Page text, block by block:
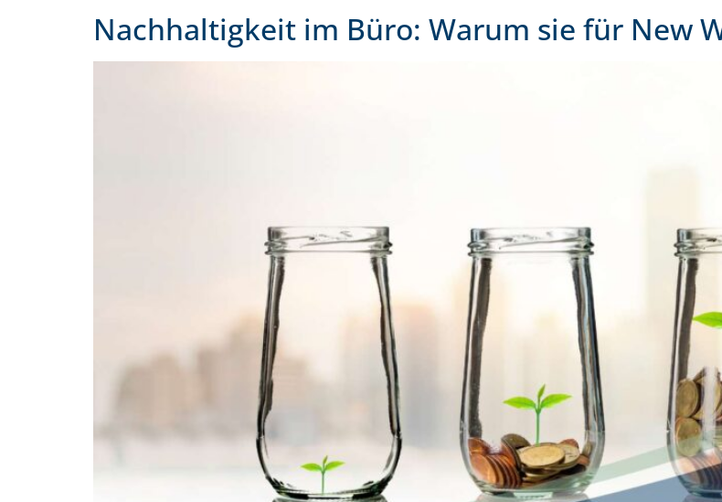
Nachhaltigkeit im Büro: Warum sie für New